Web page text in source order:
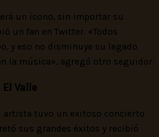
un ícono, sin importar su
un fan en Twitter. «Todos
y eso no disminuye su legado
la música», agregó otro seguidor.
Valle
artista tuvo un exitoso concierto
sus grandes éxitos y recibió